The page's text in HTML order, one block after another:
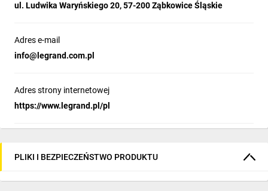
ul. Ludwika Waryńskiego 20, 57-200 Ząbkowice Śląskie
Adres e-mail
info@legrand.com.pl
Adres strony internetowej
https://www.legrand.pl/pl
PLIKI I BEZPIECZEŃSTWO PRODUKTU